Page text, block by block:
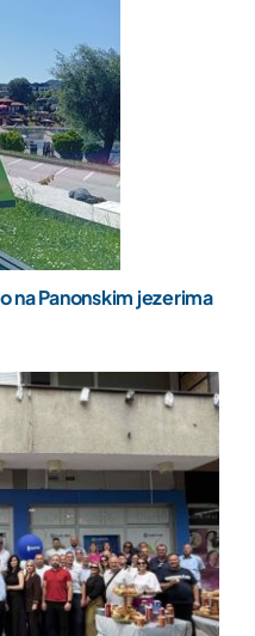
na Panonskim jezerima